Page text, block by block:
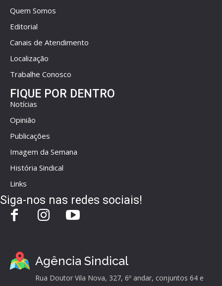
Quem Somos
Editorial
Canais de Atendimento
Localização
Trabalhe Conosco
FIQUE POR DENTRO
Notícias
Opinião
Publicações
Imagem da Semana
História Sindical
Links
Siga-nos nas redes sociais!
Agência Sindical
Rua Doutor Vila Nova, 327, 6º andar, conjuntos 64 e